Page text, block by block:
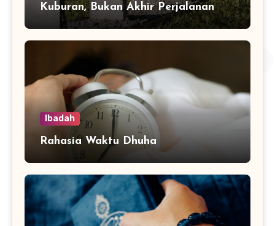
Kuburan, Bukan Akhir Perjalanan
Ibadah
Rahasia Waktu Dhuha